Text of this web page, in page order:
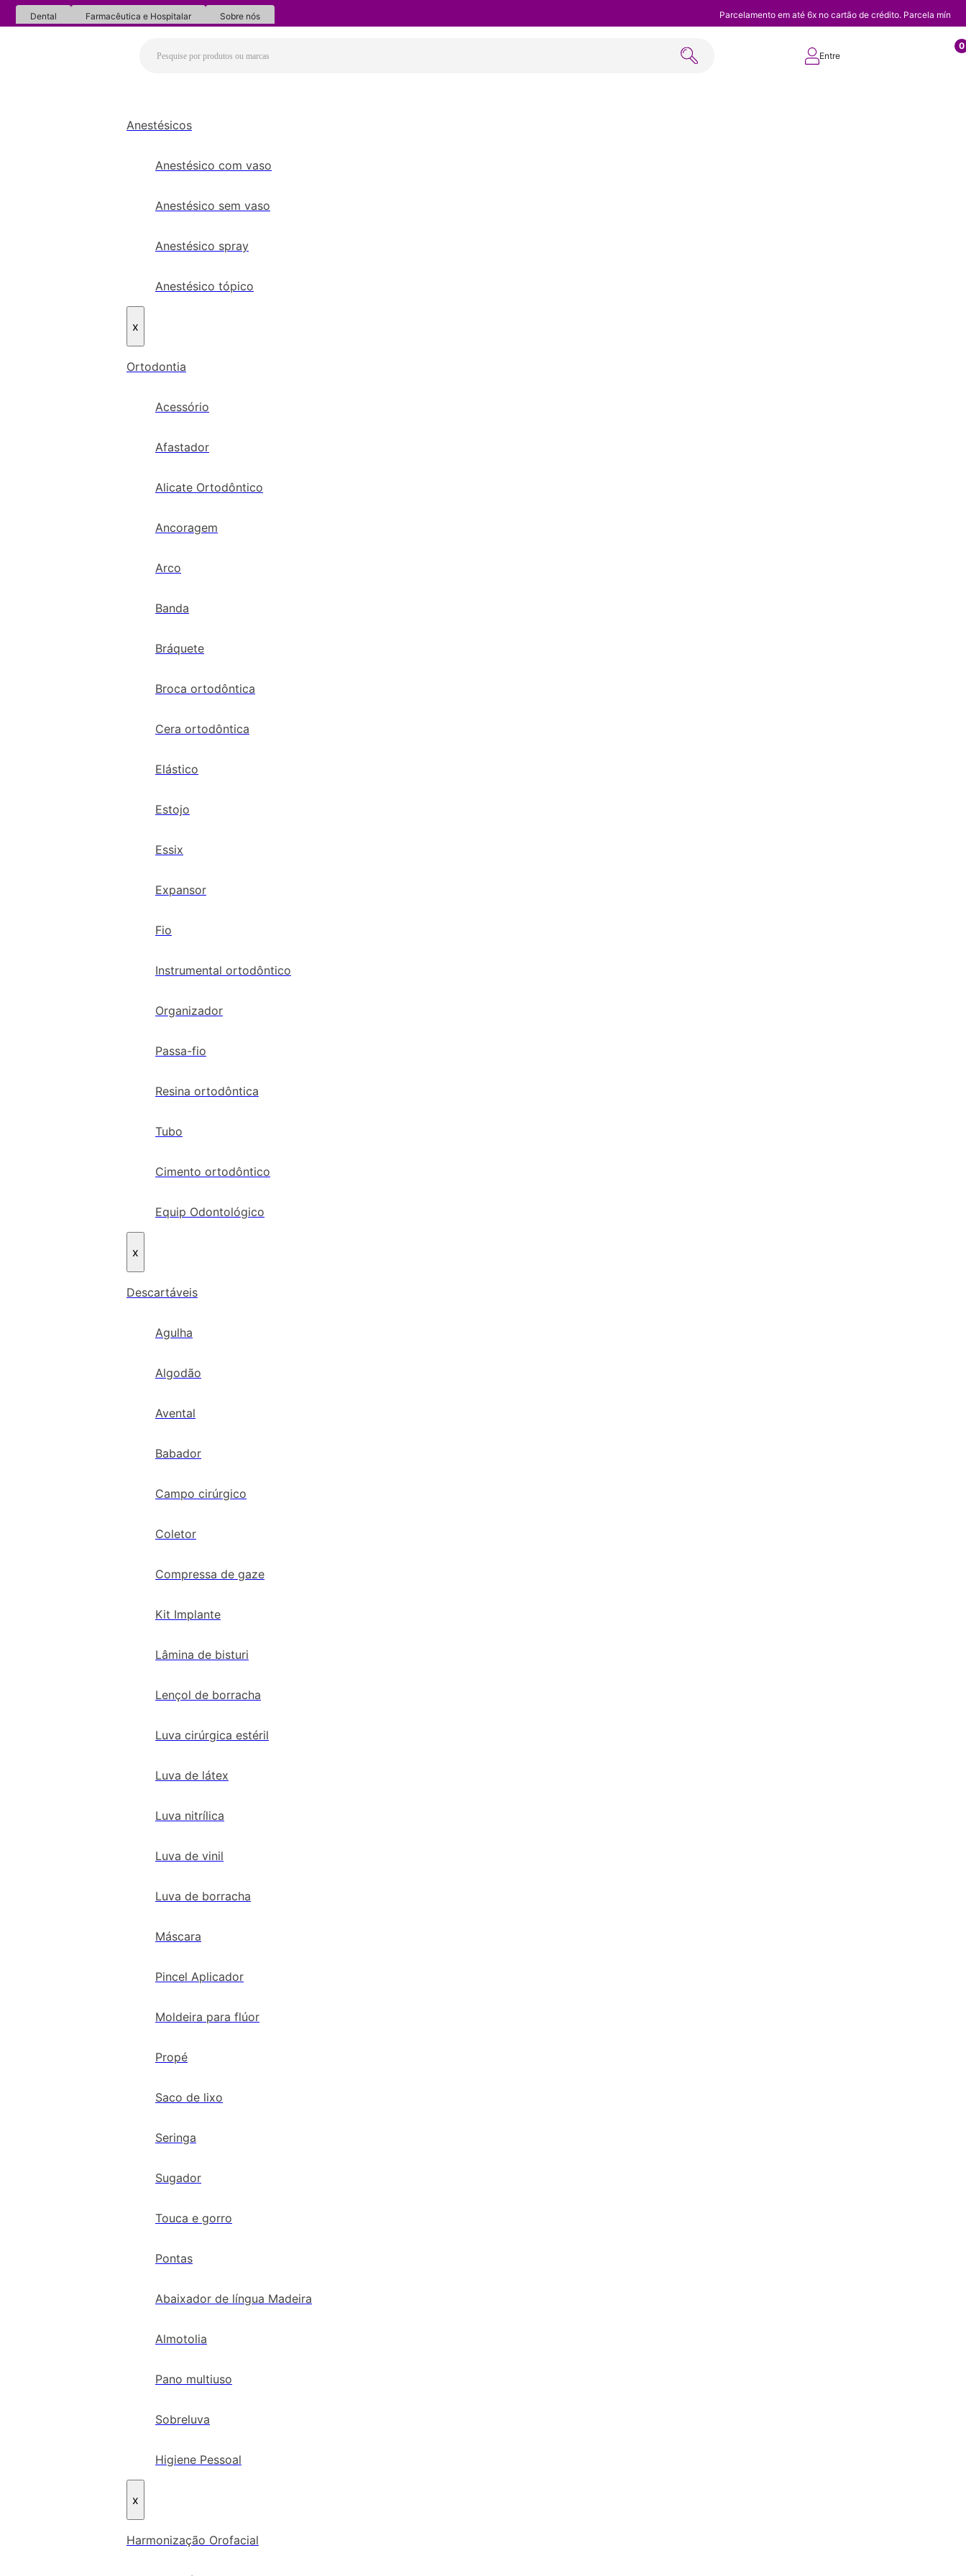
Dental Farmacêutica e Hospitalar Sobre nós Parcelamento em até 6x no cartão de crédito. Parcela
Entre
0
Anestésicos
Anestésico com vaso
Anestésico sem vaso
Anestésico spray
Anestésico tópico
x
Ortodontia
Acessório
Afastador
Alicate Ortodôntico
Ancoragem
Arco
Banda
Bráquete
Broca ortodôntica
Cera ortodôntica
Elástico
Estojo
Essix
Expansor
Fio
Instrumental ortodôntico
Organizador
Passa-fio
Resina ortodôntica
Tubo
Cimento ortodôntico
Equip Odontológico
x
Descartáveis
Agulha
Algodão
Avental
Babador
Campo cirúrgico
Coletor
Compressa de gaze
Kit Implante
Lâmina de bisturi
Lençol de borracha
Luva cirúrgica estéril
Luva de látex
Luva nitrílica
Luva de vinil
Luva de borracha
Máscara
Pincel Aplicador
Moldeira para flúor
Propé
Saco de lixo
Seringa
Sugador
Touca e gorro
Pontas
Abaixador de língua Madeira
Almotolia
Pano multiuso
Sobreluva
Higiene Pessoal
x
Harmonização Orofacial